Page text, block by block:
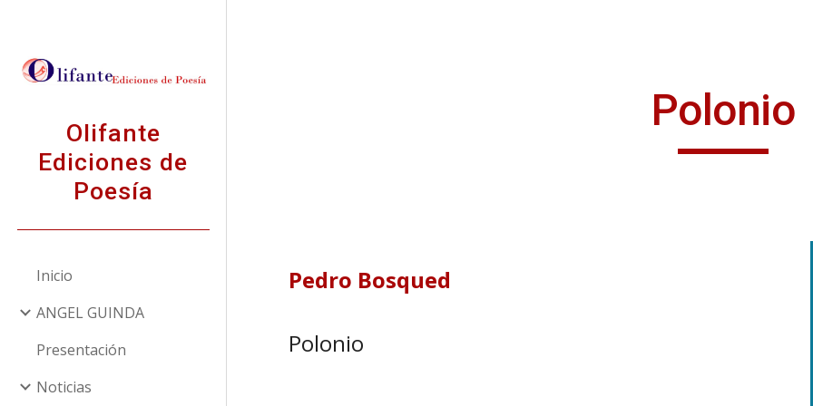
Olifante
Ediciones de
Poesía
Inicio
ANGEL GUINDA
Presentación
Noticias
Polonio
Pedro Bosqued
Polonio